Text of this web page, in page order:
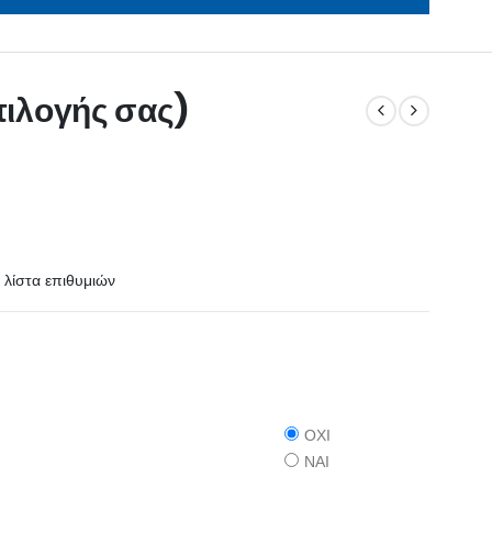
σας)
επιθυμιών
ΟΧΙ
ΝΑΙ